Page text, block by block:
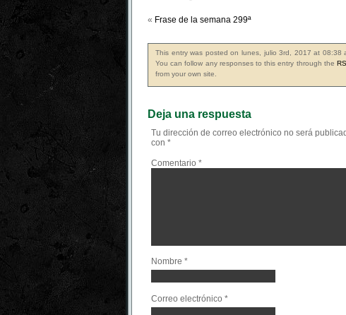
« Frase de la semana 299ª
This entry was posted on lunes, julio 3rd, 2017 at 08:38
You can follow any responses to this entry through the
from your own site.
Deja una respuesta
Tu dirección de correo electrónico no será
con *
Comentario *
Nombre *
Correo electrónico *